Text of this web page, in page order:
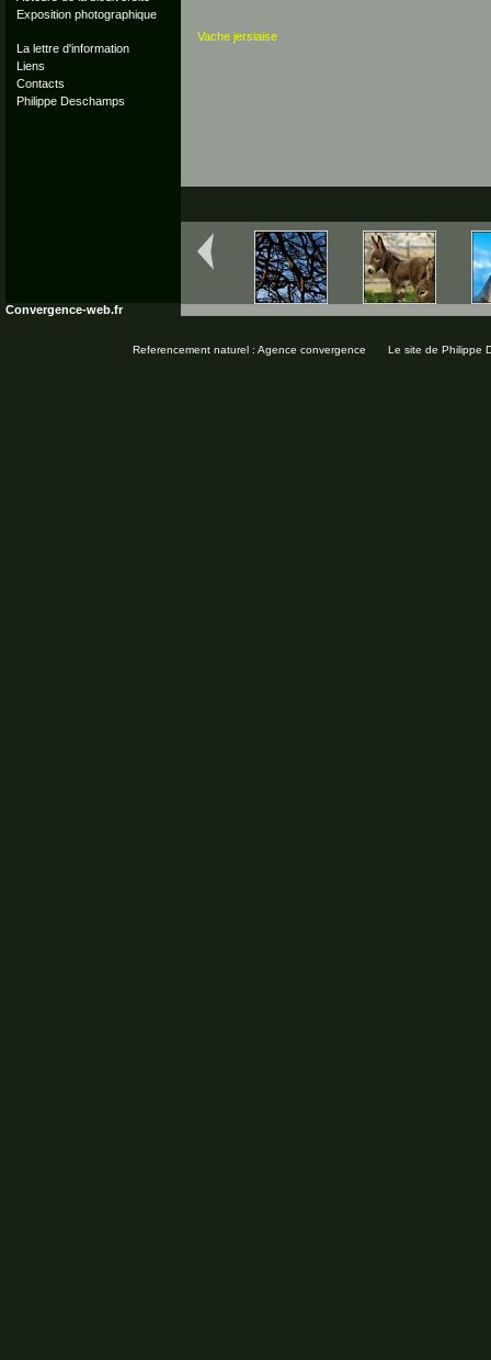
Exposition photographique
La lettre d'information
Liens
Contacts
Philippe Deschamps
Vache jersiaise
Convergence-web.fr
Le site de Philippe
Referencement naturel : Agence convergence